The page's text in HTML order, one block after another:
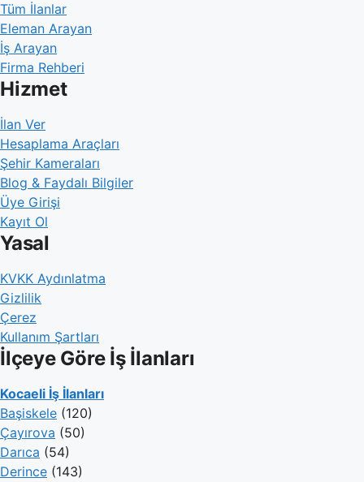
Tüm İlanlar
Eleman Arayan
İş Arayan
Firma Rehberi
Hizmet
İlan Ver
Hesaplama Araçları
Şehir Kameraları
Blog & Faydalı Bilgiler
Üye Girişi
Kayıt Ol
Yasal
KVKK Aydınlatma
Gizlilik
Çerez
Kullanım Şartları
İlçeye Göre İş İlanları
Kocaeli İş İlanları
Başiskele (120)
Çayırova (50)
Darıca (54)
Derince (143)